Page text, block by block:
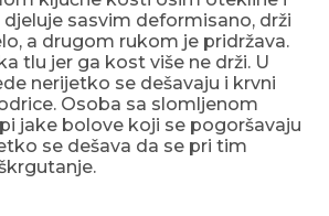
djeluje sasvim deformisano, drži
a drugom rukom je pridržava.
tlu jer ga kost više ne drži. U
nerijetko se dešavaju i krvni
Osoba sa slomljenom
jake bolove koji se pogoršavaju
se dešava da se pri tim